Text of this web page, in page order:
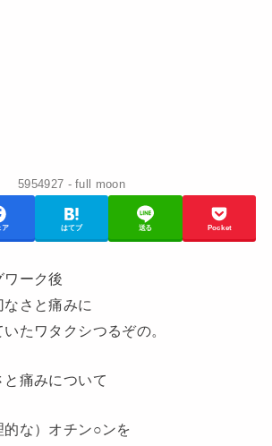
5954927 - full moon
ア はてブ 送る Pocket
ワーク後
さと痛みに
たワタクシつるぞの。
痛みについて
的な）オチン○ンを